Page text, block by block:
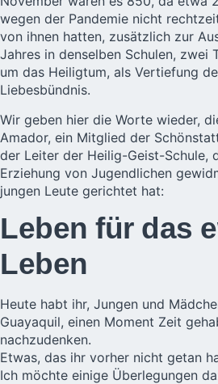
wegen der Pandemie nicht
von ihnen hatten, zusätzlich zur
Jahres in denselben Schulen, zwei
um das Heiligtum, als Vertiefung
Liebesbündnis.
Wir geben hier die Worte wieder,
Amador, ein Mitglied der
der Leiter der Heilig-Geist-Schule,
Erziehung von Jugendlichen
jungen Leute gerichtet hat:
Leben für das
Leben
Heute habt ihr, Jungen und
Guayaquil, einen Moment Zeit
nachzudenken.
Etwas, das ihr vorher nicht getan
Ich möchte einige Überlegungen